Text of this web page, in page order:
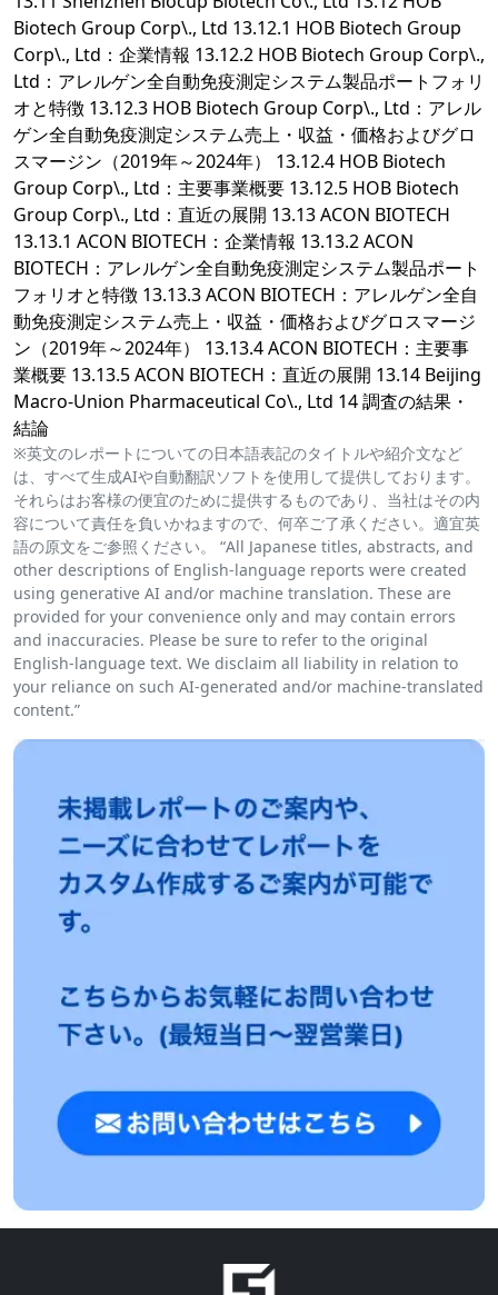
Biotech Group Corp\., Ltd 13.12.1 HOB Biotech Group
Corp\., Ltd：企業情報 13.12.2 HOB Biotech Group Corp\.,
Ltd：アレルゲン全自動免疫測定システム製品ポートフォリ
オと特徴 13.12.3 HOB Biotech Group Corp\., Ltd：アレル
ゲン全自動免疫測定システム売上・収益・価格およびグロ
スマージン（2019年～2024年） 13.12.4 HOB Biotech
Group Corp\., Ltd：主要事業概要 13.12.5 HOB Biotech
Group Corp\., Ltd：直近の展開 13.13 ACON BIOTECH
13.13.1 ACON BIOTECH：企業情報 13.13.2 ACON
BIOTECH：アレルゲン全自動免疫測定システム製品ポート
フォリオと特徴 13.13.3 ACON BIOTECH：アレルゲン全自
動免疫測定システム売上・収益・価格およびグロスマージ
ン（2019年～2024年） 13.13.4 ACON BIOTECH：主要事
業概要 13.13.5 ACON BIOTECH：直近の展開 13.14 Beijing
Macro-Union Pharmaceutical Co\., Ltd 14 調査の結果・
結論
※英文のレポートについての日本語表記のタイトルや紹介文など
は、すべて生成AIや自動翻訳ソフトを使用して提供しております。
それらはお客様の便宜のために提供するものであり、当社はその内
容について責任を負いかねますので、何卒ご了承ください。適宜英
語の原文をご参照ください。 “All Japanese titles, abstracts, and
other descriptions of English-language reports were created
using generative AI and/or machine translation. These are
provided for your convenience only and may contain errors
and inaccuracies. Please be sure to refer to the original
English-language text. We disclaim all liability in relation to
your reliance on such AI-generated and/or machine-translated
content.”